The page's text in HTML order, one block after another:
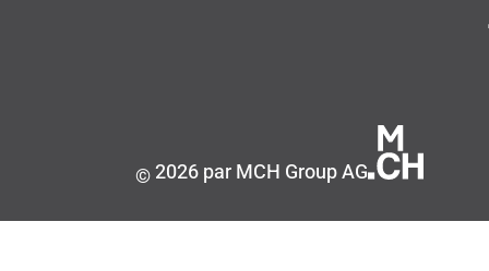
©2026 par MCH Group AG